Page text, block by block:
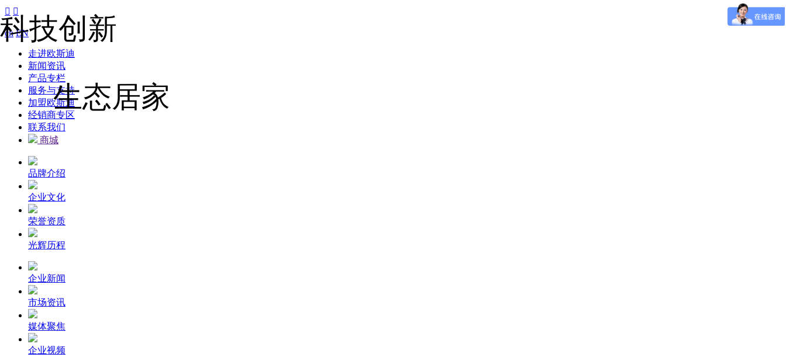
 
cn EN
走进欧斯迪
新闻资讯
产品专栏
服务与支持
加盟欧斯迪
经销商专区
联系我们
商城
品牌介绍
企业文化
荣誉资质
光辉历程
企业新闻
市场资讯
媒体聚焦
企业视频
科技创新
生态居家